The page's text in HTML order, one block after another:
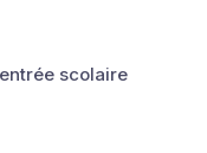
scolaire